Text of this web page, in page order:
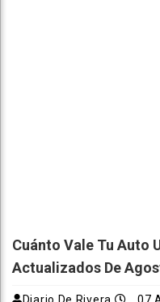
Cuánto Vale Tu Auto
Actualizados De